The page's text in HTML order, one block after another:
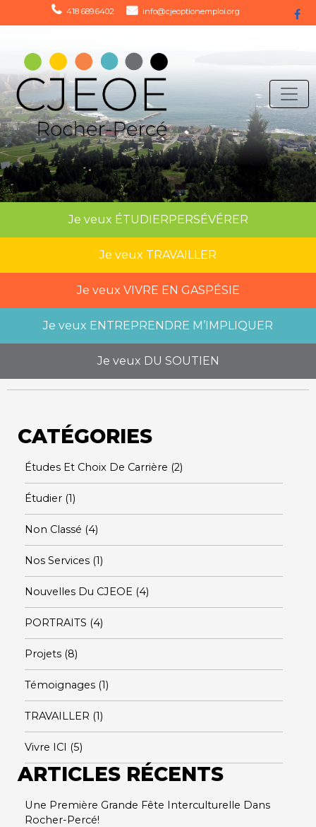
418 689.6402 info@cjeoptionemploi.org
Je veux ÉTUDIERPERSÉVÉRER
Je veux TRAVAILLER
Je veux VIVRE EN GASPÉSIE
Je veux ENTREPRENDRE M’IMPLIQUER
Je veux DU SOUTIEN
CATÉGORIES
Études Et Choix De Carrière (2)
Étudier (1)
Non Classé (4)
Nos Services (1)
Nouvelles Du CJEOE (4)
PORTRAITS (4)
Projets (8)
Témoignages (1)
TRAVAILLER (1)
Vivre ICI (5)
ARTICLES RÉCENTS
Une Première Grande Fête Interculturelle Dans
Rocher-Percé!